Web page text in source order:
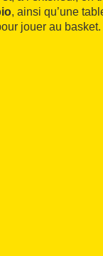
, ainsi qu’une
jouer au basket.